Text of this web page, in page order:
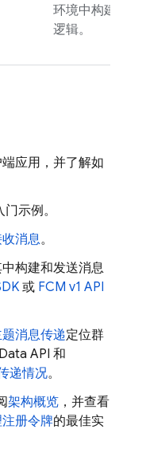
环境中构建
逻辑。
应用，并了解如
示例。
消息。
中构建和发送消息
或 FCM v1 API
消息传递定位群
Data API 和
递情况。
架构概览 ，并查看
册令牌的最佳实